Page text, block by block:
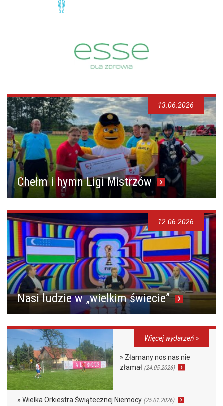
Chełm i hymn Ligi Mistrzów
13.06.2026
Nasi ludzie w „wielkim świecie”
12.06.2026
Więcej wydarzeń »
» Złamany nos nas nie
złamał (24.05.2026)
» Wielka Orkiestra Świątecznej Niemocy (25.01.2026)